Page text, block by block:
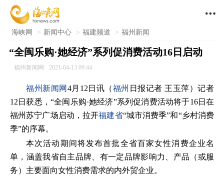

海峡网 > 新闻中心 > 福建频道 > 福州新闻
“全闽乐购·她经济”系列促消费活动16日启动
福州新闻网 2021-04-13 09:44
福州新闻网 4月12日讯（福州 日报记者 王玉萍）记者
12日获悉，“全闽乐购·她经济”系列促消费活动将于16日在
福州苏宁广场启动，拉开福建省“城市消费季”和“乡村消费
季”的序幕。
本次活动期间将发布首批全省百家女性消费企业名
单，涵盖我省自主品牌、有一定品牌影响力、产品（或服
务）主要面向女性消费需求的内外贸企业。